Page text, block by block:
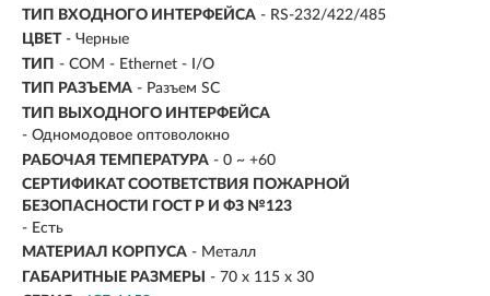
ТИП ВХОДНОГО ИНТЕРФЕЙСА - RS-232/422/485
ЦВЕТ - Черные
ТИП - COM - Ethernet - I/O
ТИП РАЗЪЕМА - Разъем SC
ТИП ВЫХОДНОГО ИНТЕРФЕЙСА
- Одномодовое оптоволокно
РАБОЧАЯ ТЕМПЕРАТУРА - 0 ~ +60
СЕРТИФИКАТ СООТВЕТСТВИЯ ПОЖАРНОЙ
БЕЗОПАСНОСТИ ГОСТ Р И ФЗ №123
- Есть
МАТЕРИАЛ КОРПУСА - Металл
ГАБАРИТНЫЕ РАЗМЕРЫ
- 70 x 115 x 30